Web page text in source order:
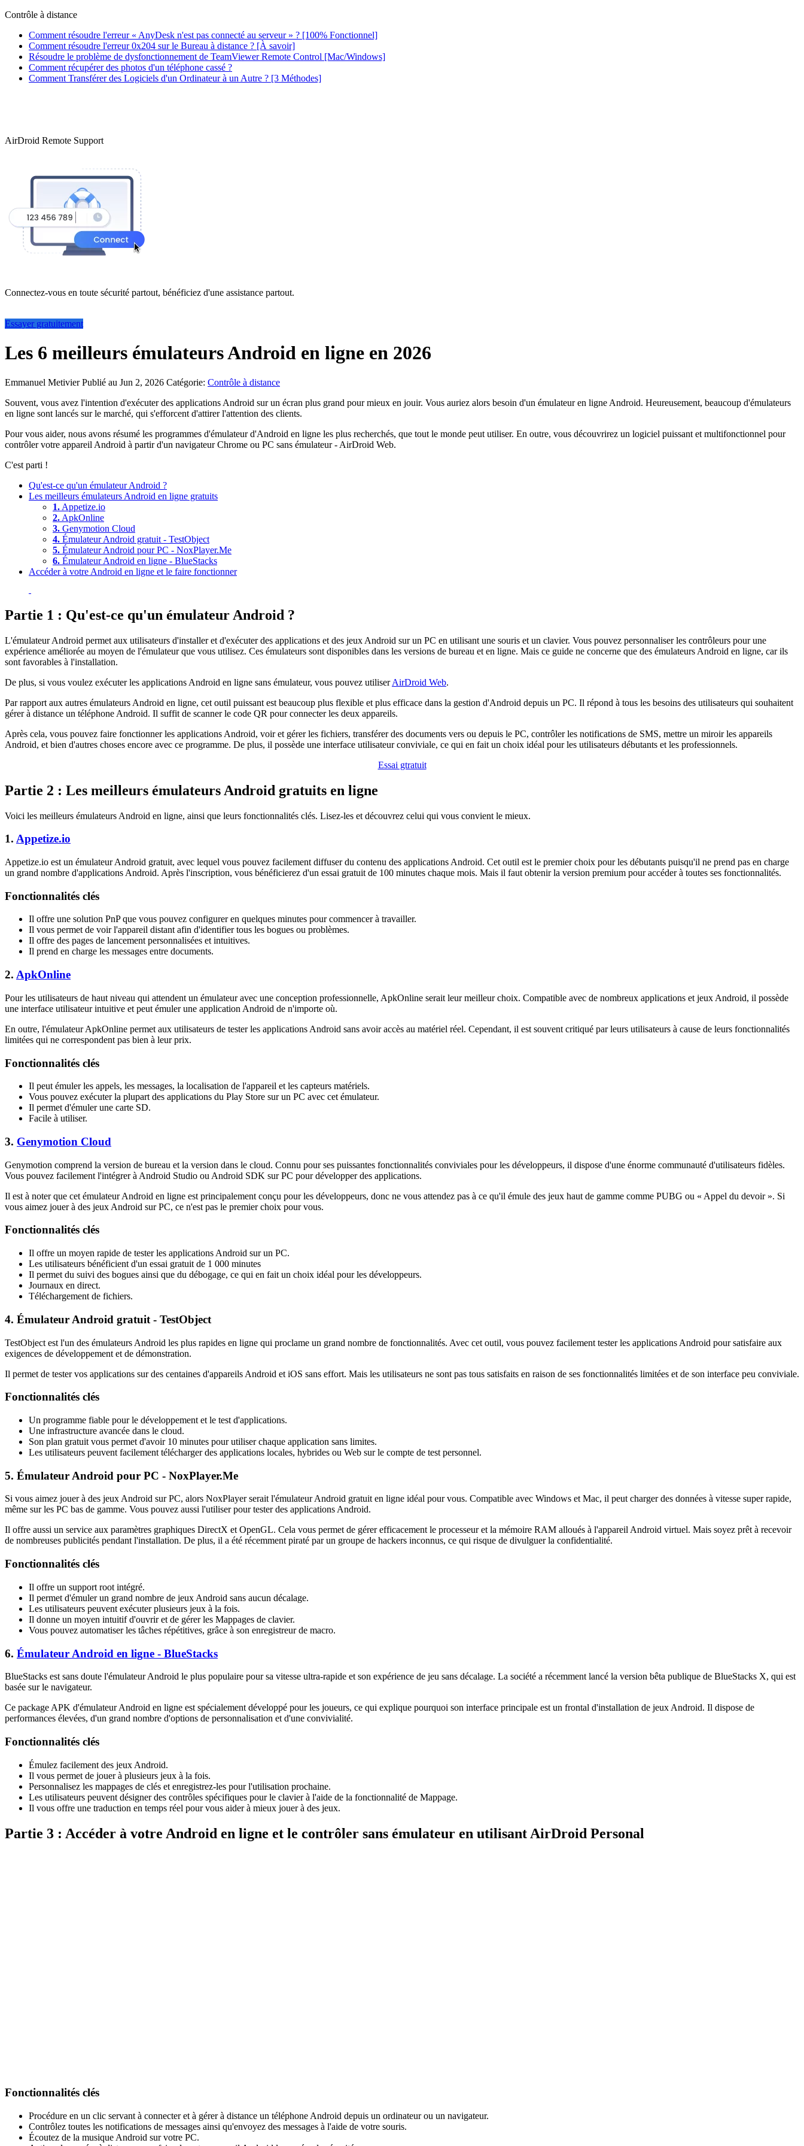
Contrôle à distance
Comment résoudre l'erreur « AnyDesk n'est pas connecté au serveur » ? [100% Fonctionnel]
Comment résoudre l'erreur 0x204 sur le Bureau à distance ? [À savoir]
Résoudre le problème de dysfonctionnement de TeamViewer Remote Control [Mac/Windows]
Comment récupérer des photos d'un téléphone cassé ?
Comment Transférer des Logiciels d'un Ordinateur à un Autre ? [3 Méthodes]
AirDroid Remote Support
Connectez-vous en toute sécurité partout, bénéficiez d'une assistance partout.
Essayer gratuitement
Les 6 meilleurs émulateurs Android en ligne en 2026
Emmanuel MetivierPublié au Jun 2, 2026 Catégorie: Contrôle à distance
Souvent, vous avez l'intention d'exécuter des applications Android sur un écran plus grand pour mieux en jouir. Vous auriez alors besoin d'un émulateur en ligne Android. Heureusement, beaucoup d'émulateurs
en ligne sont lancés sur le marché, qui s'efforcent d'attirer l'attention des clients.
Pour vous aider, nous avons résumé les programmes d'émulateur d'Android en ligne les plus recherchés, que tout le monde peut utiliser. En outre, vous découvrirez un logiciel puissant et multifonctionnel pour
contrôler votre appareil Android à partir d'un navigateur Chrome ou PC sans émulateur - AirDroid Web.
C'est parti !
Qu'est-ce qu'un émulateur Android ?
Les meilleurs émulateurs Android en ligne gratuits
1. Appetize.io
2. ApkOnline
3. Genymotion Cloud
4. Émulateur Android gratuit - TestObject
5. Émulateur Android pour PC - NoxPlayer.Me
6. Émulateur Android en ligne - BlueStacks
Accéder à votre Android en ligne et le faire fonctionner
Partie 1 : Qu'est-ce qu'un émulateur Android ?
L'émulateur Android permet aux utilisateurs d'installer et d'exécuter des applications et des jeux Android sur un PC en utilisant une souris et un clavier. Vous pouvez personnaliser les contrôleurs pour une
expérience améliorée au moyen de l'émulateur que vous utilisez. Ces émulateurs sont disponibles dans les versions de bureau et en ligne. Mais ce guide ne concerne que des émulateurs Android en ligne, car ils
sont favorables à l'installation.
De plus, si vous voulez exécuter les applications Android en ligne sans émulateur, vous pouvez utiliserAirDroid Web.
Par rapport aux autres émulateurs Android en ligne, cet outil puissant est beaucoup plus flexible et plus efficace dans la gestion d'Android depuis un PC. Il répond à tous les besoins des utilisateurs qui souhaitent
gérer à distance un téléphone Android. Il suffit de scanner le code QR pour connecter les deux appareils.
Après cela, vous pouvez faire fonctionner les applications Android, voir et gérer les fichiers, transférer des documents vers ou depuis le PC, contrôler les notifications de SMS, mettre un miroir les appareils
Android, et bien d'autres choses encore avec ce programme. De plus, il possède une interface utilisateur conviviale, ce qui en fait un choix idéal pour les utilisateurs débutants et les professionnels.
Essai gtratuit
Partie 2 : Les meilleurs émulateurs Android gratuits en ligne
Voici les meilleurs émulateurs Android en ligne, ainsi que leurs fonctionnalités clés. Lisez-les et découvrez celui qui vous convient le mieux.
1. Appetize.io
Appetize.io est un émulateur Android gratuit, avec lequel vous pouvez facilement diffuser du contenu des applications Android. Cet outil est le premier choix pour les débutants puisqu'il ne prend pas en charge
un grand nombre d'applications Android. Après l'inscription, vous bénéficierez d'un essai gratuit de 100 minutes chaque mois. Mais il faut obtenir la version premium pour accéder à toutes ses fonctionnalités.
Fonctionnalités clés
Il offre une solution PnP que vous pouvez configurer en quelques minutes pour commencer à travailler.
Il vous permet de voir l'appareil distant afin d'identifier tous les bogues ou problèmes.
Il offre des pages de lancement personnalisées et intuitives.
Il prend en charge les messages entre documents.
2. ApkOnline
Pour les utilisateurs de haut niveau qui attendent un émulateur avec une conception professionnelle, ApkOnline serait leur meilleur choix. Compatible avec de nombreux applications et jeux Android, il possède
une interface utilisateur intuitive et peut émuler une application Android de n'importe où.
En outre, l'émulateur ApkOnline permet aux utilisateurs de tester les applications Android sans avoir accès au matériel réel. Cependant, il est souvent critiqué par leurs utilisateurs à cause de leurs fonctionnalités
limitées qui ne correspondent pas bien à leur prix.
Fonctionnalités clés
Il peut émuler les appels, les messages, la localisation de l'appareil et les capteurs matériels.
Vous pouvez exécuter la plupart des applications du Play Store sur un PC avec cet émulateur.
Il permet d'émuler une carte SD.
Facile à utiliser.
3. Genymotion Cloud
Genymotion comprend la version de bureau et la version dans le cloud. Connu pour ses puissantes fonctionnalités conviviales pour les développeurs, il dispose d'une énorme communauté d'utilisateurs fidèles.
Vous pouvez facilement l'intégrer à Android Studio ou Android SDK sur PC pour développer des applications.
Il est à noter que cet émulateur Android en ligne est principalement conçu pour les développeurs, donc ne vous attendez pas à ce qu'il émule des jeux haut de gamme comme PUBG ou « Appel du devoir ». Si
vous aimez jouer à des jeux Android sur PC, ce n'est pas le premier choix pour vous.
Fonctionnalités clés
Il offre un moyen rapide de tester les applications Android sur un PC.
Les utilisateurs bénéficient d'un essai gratuit de 1 000 minutes
Il permet du suivi des bogues ainsi que du débogage, ce qui en fait un choix idéal pour les développeurs.
Journaux en direct.
Téléchargement de fichiers.
4. Émulateur Android gratuit - TestObject
TestObject est l'un des émulateurs Android les plus rapides en ligne qui proclame un grand nombre de fonctionnalités. Avec cet outil, vous pouvez facilement tester les applications Android pour satisfaire aux
exigences de développement et de démonstration.
Il permet de tester vos applications sur des centaines d'appareils Android et iOS sans effort. Mais les utilisateurs ne sont pas tous satisfaits en raison de ses fonctionnalités limitées et de son interface peu conviviale.
Fonctionnalités clés
Un programme fiable pour le développement et le test d'applications.
Une infrastructure avancée dans le cloud.
Son plan gratuit vous permet d'avoir 10 minutes pour utiliser chaque application sans limites.
Les utilisateurs peuvent facilement télécharger des applications locales, hybrides ou Web sur le compte de test personnel.
5. Émulateur Android pour PC - NoxPlayer.Me
Si vous aimez jouer à des jeux Android sur PC, alors NoxPlayer serait l'émulateur Android gratuit en ligne idéal pour vous. Compatible avec Windows et Mac, il peut charger des données à vitesse super rapide,
même sur les PC bas de gamme. Vous pouvez aussi l'utiliser pour tester des applications Android.
Il offre aussi un service aux paramètres graphiques DirectX et OpenGL. Cela vous permet de gérer efficacement le processeur et la mémoire RAM alloués à l'appareil Android virtuel. Mais soyez prêt à recevoir
de nombreuses publicités pendant l'installation. De plus, il a été récemment piraté par un groupe de hackers inconnus, ce qui risque de divulguer la confidentialité.
Fonctionnalités clés
Il offre un support root intégré.
Il permet d'émuler un grand nombre de jeux Android sans aucun décalage.
Les utilisateurs peuvent exécuter plusieurs jeux à la fois.
Il donne un moyen intuitif d'ouvrir et de gérer les Mappages de clavier.
Vous pouvez automatiser les tâches répétitives, grâce à son enregistreur de macro.
6. Émulateur Android en ligne - BlueStacks
BlueStacks est sans doute l'émulateur Android le plus populaire pour sa vitesse ultra-rapide et son expérience de jeu sans décalage. La société a récemment lancé la version bêta publique de BlueStacks X, qui est
basée sur le navigateur.
Ce package APK d'émulateur Android en ligne est spécialement développé pour les joueurs, ce qui explique pourquoi son interface principale est un frontal d'installation de jeux Android. Il dispose de
performances élevées, d'un grand nombre d'options de personnalisation et d'une convivialité.
Fonctionnalités clés
Émulez facilement des jeux Android.
Il vous permet de jouer à plusieurs jeux à la fois.
Personnalisez les mappages de clés et enregistrez-les pour l'utilisation prochaine.
Les utilisateurs peuvent désigner des contrôles spécifiques pour le clavier à l'aide de la fonctionnalité de Mappage.
Il vous offre une traduction en temps réel pour vous aider à mieux jouer à des jeux.
Partie 3 : Accéder à votre Android en ligne et le contrôler sans émulateur en utilisant AirDroid Personal
Fonctionnalités clés
Procédure en un clic servant à connecter et à gérer à distance un téléphone Android depuis un ordinateur ou un navigateur.
Contrôlez toutes les notifications de messages ainsi qu'envoyez des messages à l'aide de votre souris.
Écoutez de la musique Android sur votre PC.